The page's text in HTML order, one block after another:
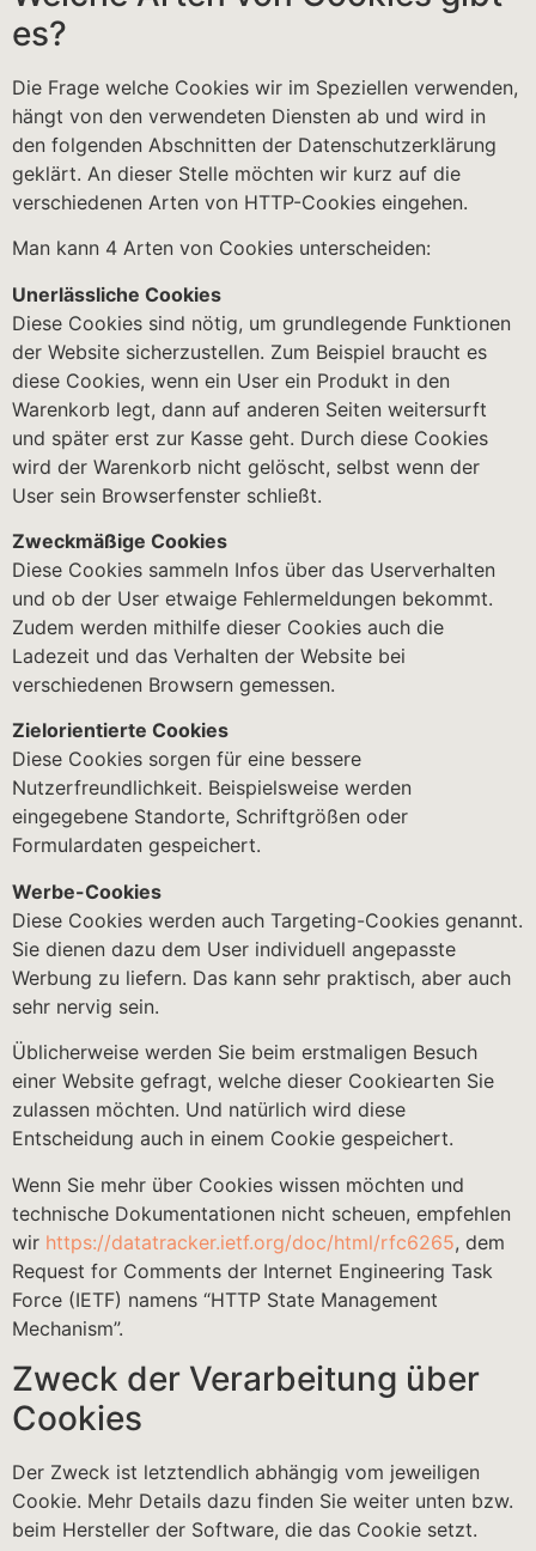
es?
Die Frage welche Cookies wir im Speziellen verwenden,
hängt von den verwendeten Diensten ab und wird in
den folgenden Abschnitten der Datenschutzerklärung
geklärt. An dieser Stelle möchten wir kurz auf die
verschiedenen Arten von HTTP-Cookies eingehen.
Man kann 4 Arten von Cookies unterscheiden:
Unerlässliche Cookies
Diese Cookies sind nötig, um grundlegende Funktionen
der Website sicherzustellen. Zum Beispiel braucht es
diese Cookies, wenn ein User ein Produkt in den
Warenkorb legt, dann auf anderen Seiten weitersurft
und später erst zur Kasse geht. Durch diese Cookies
wird der Warenkorb nicht gelöscht, selbst wenn der
User sein Browserfenster schließt.
Zweckmäßige Cookies
Diese Cookies sammeln Infos über das Userverhalten
und ob der User etwaige Fehlermeldungen bekommt.
Zudem werden mithilfe dieser Cookies auch die
Ladezeit und das Verhalten der Website bei
verschiedenen Browsern gemessen.
Zielorientierte Cookies
Diese Cookies sorgen für eine bessere
Nutzerfreundlichkeit. Beispielsweise werden
eingegebene Standorte, Schriftgrößen oder
Formulardaten gespeichert.
Werbe-Cookies
Diese Cookies werden auch Targeting-Cookies genannt.
Sie dienen dazu dem User individuell angepasste
Werbung zu liefern. Das kann sehr praktisch, aber auch
sehr nervig sein.
Üblicherweise werden Sie beim erstmaligen Besuch
einer Website gefragt, welche dieser Cookiearten Sie
zulassen möchten. Und natürlich wird diese
Entscheidung auch in einem Cookie gespeichert.
Wenn Sie mehr über Cookies wissen möchten und
technische Dokumentationen nicht scheuen, empfehlen
wir https://datatracker.ietf.org/doc/html/rfc6265, dem
Request for Comments der Internet Engineering Task
Force (IETF) namens “HTTP State Management
Mechanism”.
Zweck der Verarbeitung über
Cookies
Der Zweck ist letztendlich abhängig vom jeweiligen
Cookie. Mehr Details dazu finden Sie weiter unten bzw.
beim Hersteller der Software, die das Cookie setzt.